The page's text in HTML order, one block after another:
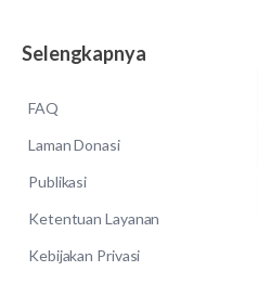
Selengkapnya
FAQ
Laman Donasi
Publikasi
Ketentuan Layanan
Kebijakan Privasi